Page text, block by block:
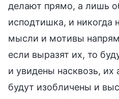
делают прямо, а лишь
исподтишка, и никогда
мысли и мотивы
если выразят их, то
и увидены насквозь,
будут изобличены и